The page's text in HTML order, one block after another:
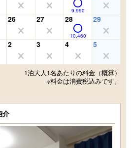
9,990
26 27 28
10,460
29
2 3 4 5
1泊大人1名あたりの料金（概算）
※料金は消費税込みです。
介